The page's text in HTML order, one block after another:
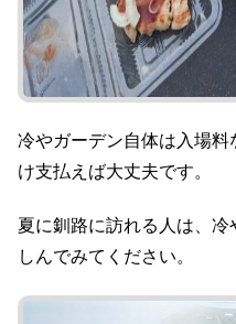
冷やガーデン自体は入場
け支払えば大丈夫です。
夏に釧路に訪れる人は、
しんでみてください。